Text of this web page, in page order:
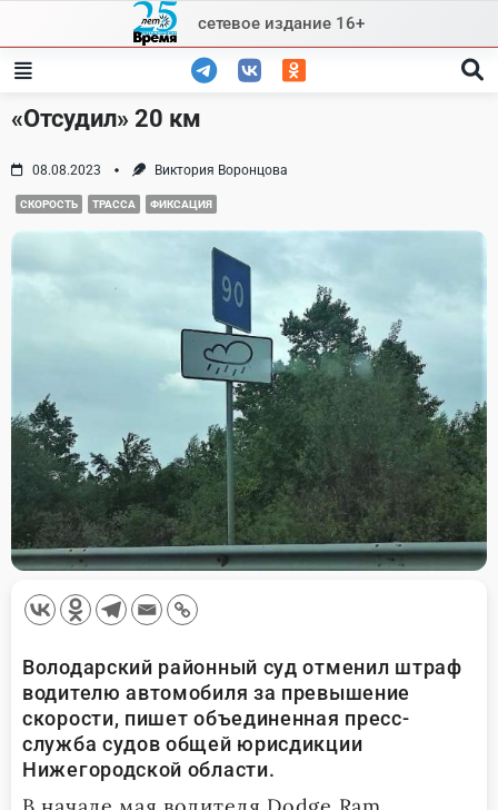
content
сетевое издание 16+
«Отсудил» 20 км
08.08.2023 Виктория Воронцова
СКОРОСТЬ ТРАССА ФИКСАЦИЯ
Володарский районный суд отменил штраф
водителю автомобиля за превышение
скорости, пишет объединенная пресс-
служба судов общей юрисдикции
Нижегородской области.